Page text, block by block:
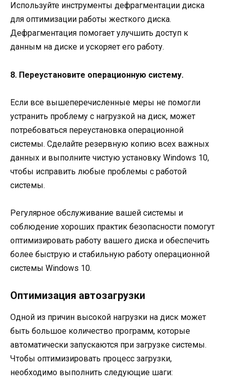
Используйте инструменты дефрагментации диска
для оптимизации работы жесткого диска.
Дефрагментация помогает улучшить доступ к
данным на диске и ускоряет его работу.
8. Переустановите операционную систему.
Если все вышеперечисленные меры не помогли
устранить проблему с нагрузкой на диск, может
потребоваться переустановка операционной
системы. Сделайте резервную копию всех важных
данных и выполните чистую установку Windows 10,
чтобы исправить любые проблемы с работой
системы.
Регулярное обслуживание вашей системы и
соблюдение хороших практик безопасности помогут
оптимизировать работу вашего диска и обеспечить
более быструю и стабильную работу операционной
системы Windows 10.
Оптимизация автозагрузки
Одной из причин высокой нагрузки на диск может
быть большое количество программ, которые
автоматически запускаются при загрузке системы.
Чтобы оптимизировать процесс загрузки,
необходимо выполнить следующие шаги: